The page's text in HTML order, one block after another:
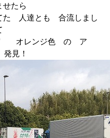
せたら
人達とも 合流しまし
オレンジ色 の ア
見！